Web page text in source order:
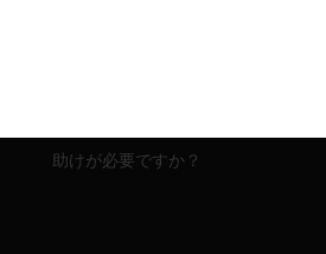
助けが必要ですか？